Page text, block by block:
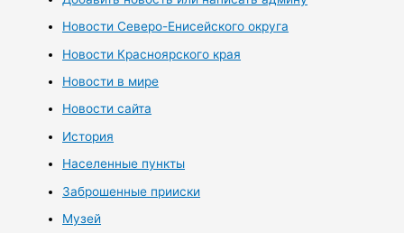
Новости Северо-Енисейского округа
Новости Красноярского края
Новости в мире
Новости сайта
История
Населенные пункты
Заброшенные прииски
Музей